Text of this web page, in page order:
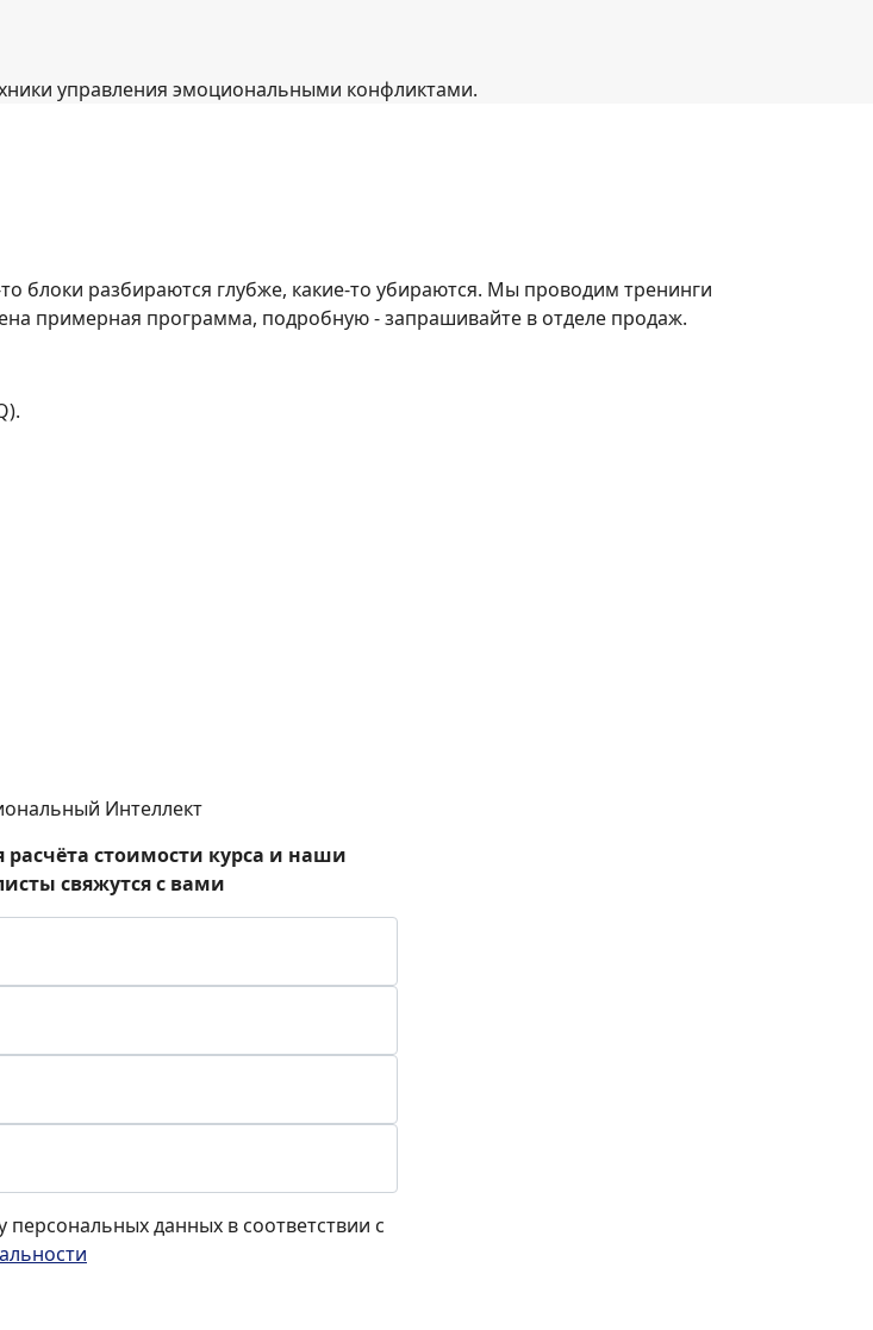
управления эмоциональными конфликтами.
блоки разбираются глубже, какие-то убираются. Мы проводим тренинги
примерная программа, подробную - запрашивайте в отделе продаж.
Интеллект
расчёта стоимости курса и наши
свяжутся с вами
персональных данных в соответствии с